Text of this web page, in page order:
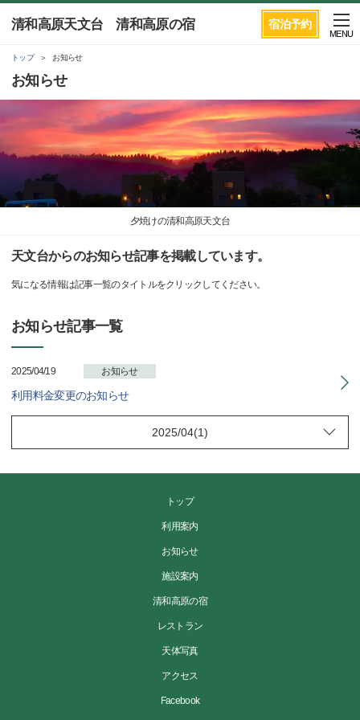
宿泊予約
清和高原天文台 清和高原の宿
MENU
トップ お知らせ
お知らせ
夕焼けの清和高原天文台
天文台からのお知らせ記事を掲載しています。
気になる情報は記事一覧のタイトルをクリックしてください。
お知らせ記事一覧
2025/04/19 お知らせ
利用料金変更のお知らせ
トップ
利用案内
お知らせ
施設案内
清和高原の宿
レストラン
天体写真
アクセス
Facebook